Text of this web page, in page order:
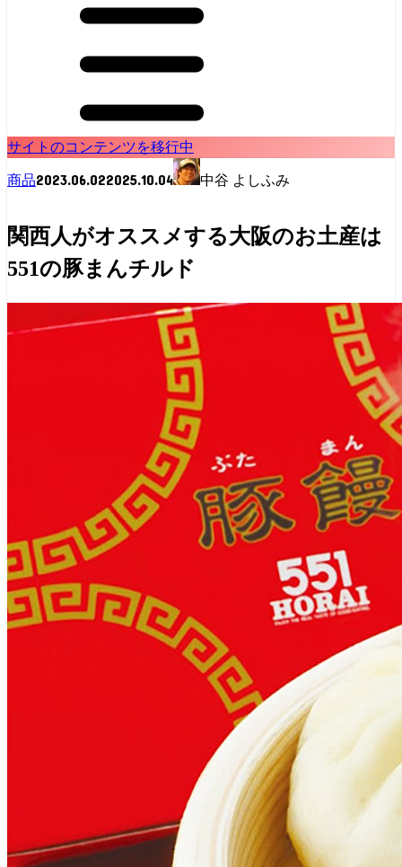
サイトのコンテンツを移行中
商品2023.06.022025.10.04 中谷 よしふみ
関西人がオススメする大阪のお土産は
551の豚まんチルド